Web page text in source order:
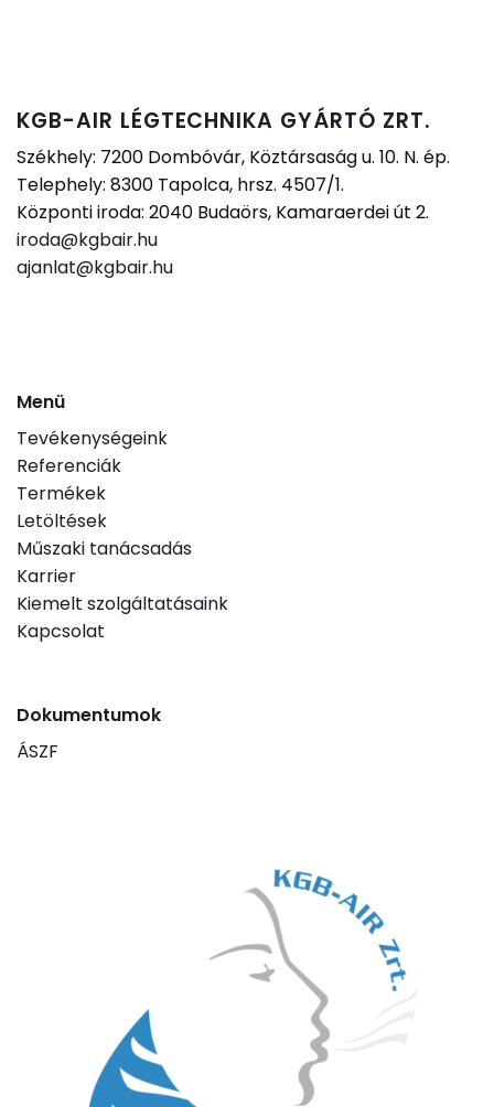
KGB-AIR LÉGTECHNIKA GYÁRTÓ ZRT.
Székhely: 7200 Dombóvár, Köztársaság u. 10. N. ép.
Telephely: 8300 Tapolca, hrsz. 4507/1.
Központi iroda: 2040 Budaörs, Kamaraerdei út 2.
iroda@kgbair.hu
ajanlat@kgbair.hu
Menü
Tevékenységeink
Referenciák
Termékek
Letöltések
Műszaki tanácsadás
Karrier
Kiemelt szolgáltatásaink
Kapcsolat
Dokumentumok
ÁSZF